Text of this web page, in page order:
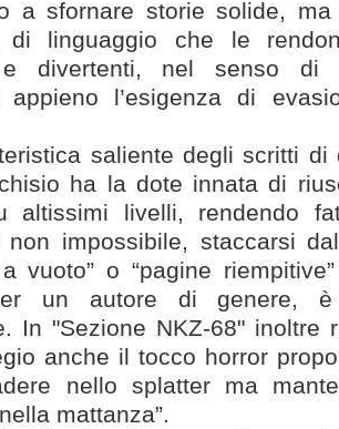
a sfornare storie solide,
di linguaggio che le
e divertenti, nel senso di
appieno l’esigenza di
saliente degli scritti
ha la dote innata di
altissimi livelli, rendendo
non impossibile, staccarsi
vuoto” o “pagine
un autore di genere,
In "Sezione NKZ-68" inoltre
anche il tocco horror
nello splatter ma
mattanza”.